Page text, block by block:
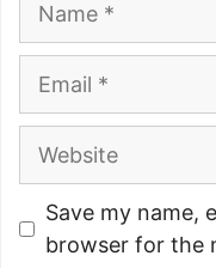
Website
Save my name,
browser for the